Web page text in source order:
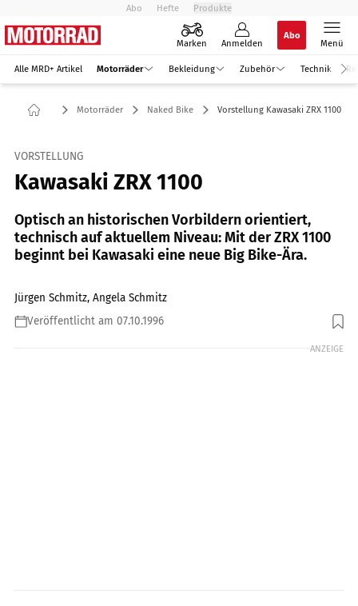
Abo Hefte Produkte
Marken Anmelden
Abo
Menü
Alle MRD+ Artikel Motorräder Bekleidung Zubehör Technik
Motorräder Naked Bike Vorstellung Kawasaki ZRX 1100
VORSTELLUNG
Kawasaki ZRX 1100
Optisch an historischen Vorbildern orientiert,
technisch auf aktuellem Niveau: Mit der ZRX 1100
beginnt bei Kawasaki eine neue Big Bike-Ära.
Jürgen Schmitz, Angela Schmitz
Veröffentlicht am 07.10.1996
ANZEIGE